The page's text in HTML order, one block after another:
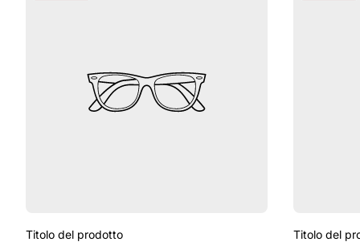
Titolo del prodotto Titolo del